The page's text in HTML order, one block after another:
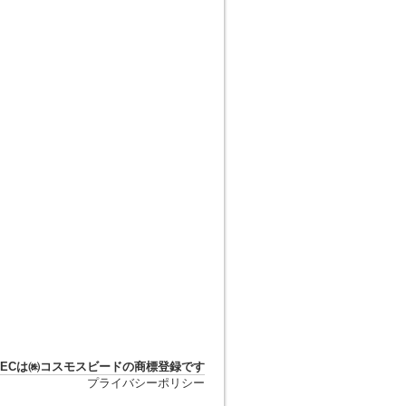
は㈱コスモスビードの商標登録です
プライバシーポリシー